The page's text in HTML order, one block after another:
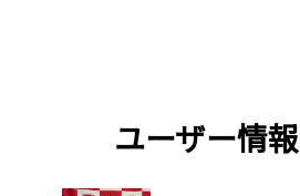
ユーザー情報